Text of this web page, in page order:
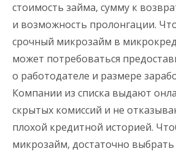
стоимость займа, сумму к
и возможность пролонгации.
срочный микрозайм в
может потребоваться
о работодателе и размере
Компании из списка выдают
скрытых комиссий и не
плохой кредитной историей.
микрозайм, достаточно